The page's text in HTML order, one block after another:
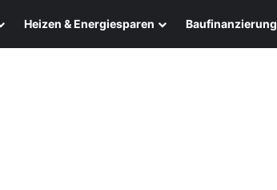
Heizen & Energiesparen Baufinanzierung